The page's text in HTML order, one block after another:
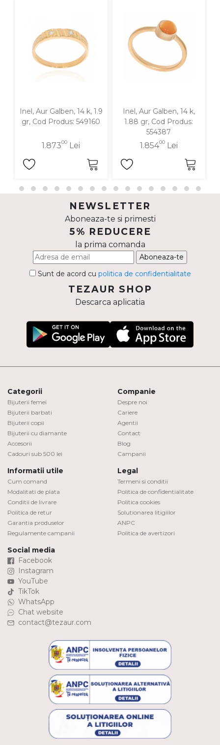
Diamante
Inel, Aur Galben, 14 k, 1.9
gr, Cod Produs: 549160
1.87300 Lei
Inel, Aur Galben, 14 k,
1.88 gr, Cod Produs:
554387
1.85400Lei
NEWSLETTER
Aboneaza-te si primesti
5% REDUCERE
la prima comanda
Aboneaza-te
Sunt de acord cu politica de confidentialitate
TEZAUR SHOP
Descarca aplicatia
Categorii
Bijuterii femei
Bijuterii barbati
Bijuterii copii
Bijuterii cu diamante
Accesorii
Cadouri sub 500 lei
Companie
Despre noi
Cariere
Agentii
Contact
Blog
Campanii
Informatii utile
Cum comand
Modalitati de plata
Conditii de livrare
Politica de retur
Garantia produselor
Regulamente campanii
Legal
Termeni si conditii
Politica de confidentialitate
Politica cookies
Solutionarea litigiilor
ANPC
Politica de avertizori
Social media
Facebook
Instagram
YouTube
TikTok
WhatsApp
Chat website
contact@tezaur.com